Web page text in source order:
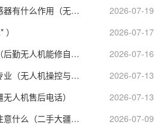
无人驾驶汽车用了哪些传感器有什么作用（无人驾驶汽车用到了哪些传感器）
2026-07-19
2026-07-17
军用无人机后勤保障情况（后勤无人机能修自己吗）
2026-07-16
无人机操控与维护是什么专业（无人机操控与维护学什么）
2026-07-13
人机售后电话）
2026-07-13
大疆无人机二手转让需要注意什么（二手大疆无人机航拍个人转让）
2026-07-09